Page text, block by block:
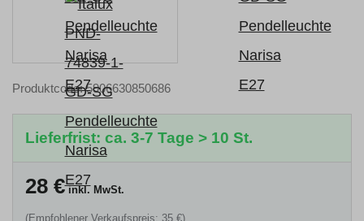
Produktcode: 5906630850686
Lieferfrist: ca. 3-7 Tage > 10 St.
28 €inkl. MwSt.
(Empfohlener Verkaufspreis: 35 €)